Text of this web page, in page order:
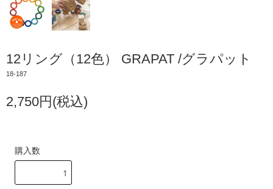
12リング（12色） GRAPAT /グラパット
18-187
2,750円(税込)
購入数